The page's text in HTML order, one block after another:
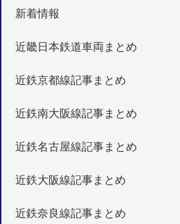
新着情報
近畿日本鉄道車両まとめ
近鉄京都線記事まとめ
近鉄南大阪線記事まとめ
近鉄名古屋線記事まとめ
近鉄大阪線記事まとめ
近鉄奈良線記事まとめ